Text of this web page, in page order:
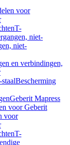
voor
T-
niet-
niet-
en verbindingen,
Bescherming
Geberit Mapress
voor Geberit
voor
T-